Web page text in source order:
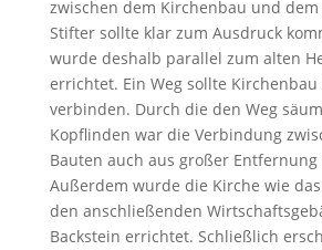
zwischen dem Kirchenbau und
Stifter sollte klar zum Ausdruck
wurde deshalb parallel zum alten
errichtet. Ein Weg sollte
verbinden. Durch die den Weg
Kopflinden war die Verbindung
Bauten auch aus großer
Außerdem wurde die Kirche wie
den anschließenden
Backstein errichtet. Schließlich